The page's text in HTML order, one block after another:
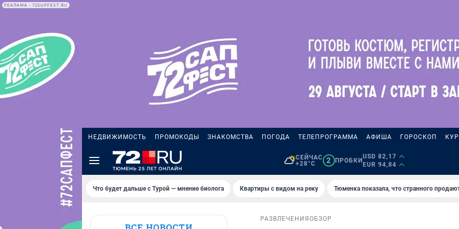
РЕКЛАМА • 72SUPFEST.RU
НЕДВИЖИМОСТЬ ПРОМОКОДЫ ЗНАКОМСТВА ПОГОДА ТЕЛЕПРОГРАММА АФИША ГОРОСКОП
СЕЙЧАС
+28°C
2 ПРОБКИ
USD 82,17
EUR 94,84
Что будет дальше с Турой — мнение биолога Квартиры с видом на реку Тюменка показала, что странного
РАЗВЛЕЧЕНИЯ ОБЗОР